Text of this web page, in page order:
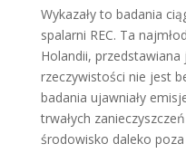
Wykazały to badania
spalarni REC. Ta
Holandii,
rzeczywistości nie jest
badania ujawniały
trwałych
środowisko daleko